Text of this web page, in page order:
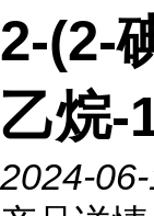
2-(2-
乙烷-
2024-